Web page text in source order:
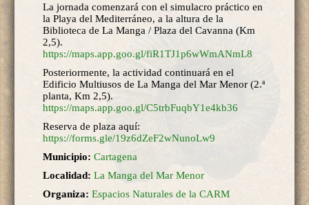
La jornada comenzará con el simulacro práctico en
la Playa del Mediterráneo, a la altura de la
Biblioteca de La Manga / Plaza del Cavanna (Km
2,5).
https://maps.app.goo.gl/fiR1TJ1p6wWmANmL8
Posteriormente, la actividad continuará en el
Edificio Multiusos de La Manga del Mar Menor (2.ª
planta, Km 2,5).
https://maps.app.goo.gl/C5trbFuqbY1e4kb36
Reserva de plaza aquí:
https://forms.gle/19z6dZeF2wNunoLw9
Municipio: Cartagena
Localidad: La Manga del Mar Menor
Organiza: Espacios Naturales de la CARM